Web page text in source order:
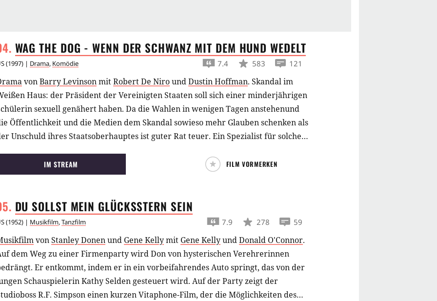
WAG THE DOG - WENN DER SCHWANZ MIT DEM HUNDWEDELT
(1997) | Drama, Komödie 7.4 583 121
vonBarry LevinsonmitRobert De NiroundDustin Hoffman. Skandal im
Haus: der Präsident der Vereinigten Staaten soll sich einer minderjährigen
sexuell genähert haben. Da die Wahlen in wenigen Tagen anstehenund
Öffentlichkeit und die Medien dem Skandal sowieso mehr Glauben schenken als
Unschuld ihres Staatsoberhauptes ist guter Rat teuer. Ein Spezialist für solche
anzettelt, allerdings nicht im Irak oder sonstwo auf der Welt sondern lediglich in
Medien.
IM STREAM FILM VORMERKEN
DU SOLLST MEIN GLÜCKSSTERN SEIN
(1952) | Musikfilm,Tanzfilm 7.9 278 59
vonStanley Donenund Gene Kellymit Gene KellyundDonald O'Connor.
dem Weg zu einer Firmenparty wird Don von hysterischen Verehrerinnen
Er entkommt, indem er in ein vorbeifahrendes Auto springt, das von der
Schauspielerin Kathy Selden gesteuert wird. Auf der Party zeigt der
R.F. Simpson einen kurzen Vitaphone-Film, der die Möglichkeiten des